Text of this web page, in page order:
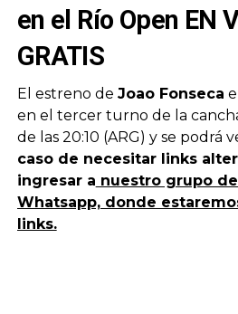
en el Río Open EN
GRATIS
El estreno de Joao Fonseca
en el tercer turno de la
de las 20:10 (ARG) y se podrá
caso de necesitar links
ingresar a nuestro grupo
Whatsapp, donde
links.